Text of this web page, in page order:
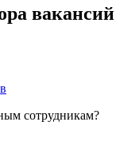
вакансий
сотрудникам?